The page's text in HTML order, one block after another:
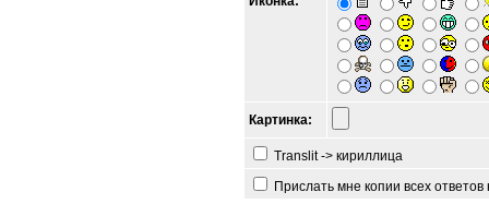
Картинка:
Translit -> кириллица
Прислать мне копии всех